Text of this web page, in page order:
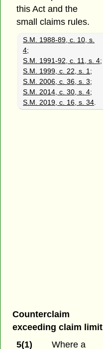
this Act and the
small claims rules.
S.M. 1988-89, c. 10, s.
4;
S.M. 1991-92, c. 11, s. 4;
S.M. 1999, c. 22, s. 1 ;
S.M. 2006, c. 36, s. 3;
S.M. 2014, c. 30, s. 4;
S.M. 2019, c. 16, s. 34
Counterclaim
exceeding claim limit
5(1)
Where a